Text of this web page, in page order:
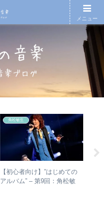
角松敏生
【初心者向け】”はじめての
アルバム” – 第9回：角松敏
メニュー